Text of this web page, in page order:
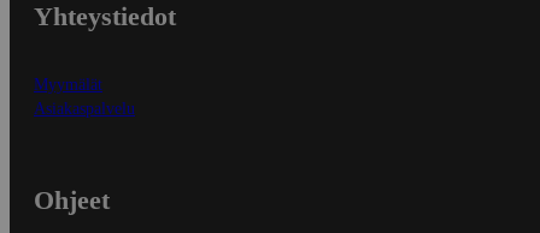
Yhteystiedot
Myymälät
Asiakaspalvelu
Ohjeet